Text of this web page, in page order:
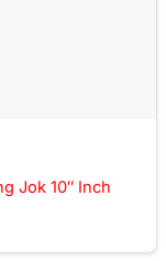
Jok 10″ Inch